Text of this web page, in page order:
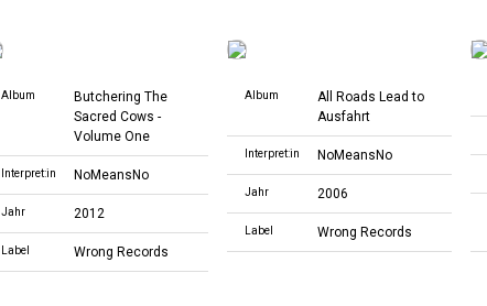
Album
Butchering The
Sacred Cows -
Volume One
Interpret:in NoMeansNo
Jahr 2012
Label Wrong Records
Album
All Roads Lead to
Ausfahrt
Interpret:in NoMeansNo
Jahr 2006
Label Wrong Records